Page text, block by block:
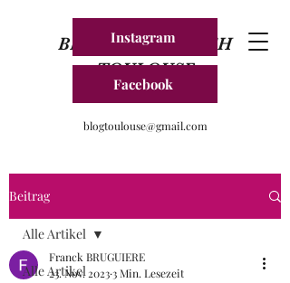
BLOG FRANKREICH
TOULOUSE
Instagram
Facebook
blogtoulouse@gmail.com
Beitrag
Alle Artikel
Alle Artikel
Franck BRUGUIERE
23. Nov. 20233 Min. Lesezeit